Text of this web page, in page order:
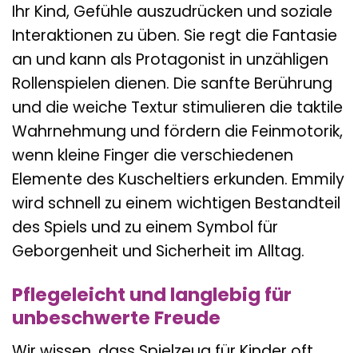
Ihr Kind, Gefühle auszudrücken und soziale
Interaktionen zu üben. Sie regt die Fantasie
an und kann als Protagonist in unzähligen
Rollenspielen dienen. Die sanfte Berührung
und die weiche Textur stimulieren die taktile
Wahrnehmung und fördern die Feinmotorik,
wenn kleine Finger die verschiedenen
Elemente des Kuscheltiers erkunden. Emmily
wird schnell zu einem wichtigen Bestandteil
des Spiels und zu einem Symbol für
Geborgenheit und Sicherheit im Alltag.
Pflegeleicht und langlebig für
unbeschwerte Freude